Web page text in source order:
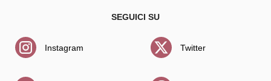
Instagram Twitter